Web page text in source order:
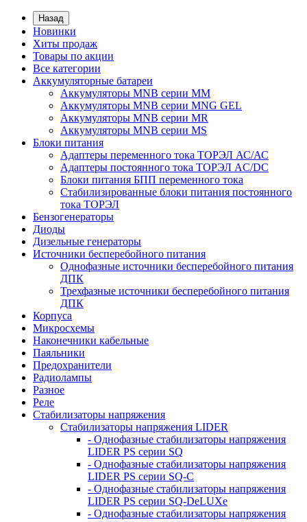
Назад
Новинки
Хиты продаж
Товары по акции
Все категории
Аккумуляторные батареи
Аккумуляторы MNB серии MM
Аккумуляторы MNB серии MNG GEL
Аккумуляторы MNB серии MR
Аккумуляторы MNB серии MS
Блоки питания
Адаптеры переменного тока ТОРЭЛ АС/АС
Адаптеры постоянного тока ТОРЭЛ AC/DC
Блоки питания БПП переменного тока
Стабилизированные блоки питания постоянного
тока ТОРЭЛ
Бензогенераторы
Диоды
Дизельные генераторы
Источники бесперебойного питания
Однофазные источники бесперебойного питания
ДПК
Трехфазные источники бесперебойного питания
ДПК
Корпуса
Микросхемы
Наконечники кабельные
Паяльники
Предохранители
Радиолампы
Разное
Реле
Стабилизаторы напряжения
Стабилизаторы напряжения LIDER
- Однофазные стабилизаторы напряжения
LIDER PS серии SQ
- Однофазные стабилизаторы напряжения
LIDER PS серии SQ-C
- Однофазные стабилизаторы напряжения
LIDER PS серии SQ-DeLUXe
- Однофазные стабилизаторы напряжения